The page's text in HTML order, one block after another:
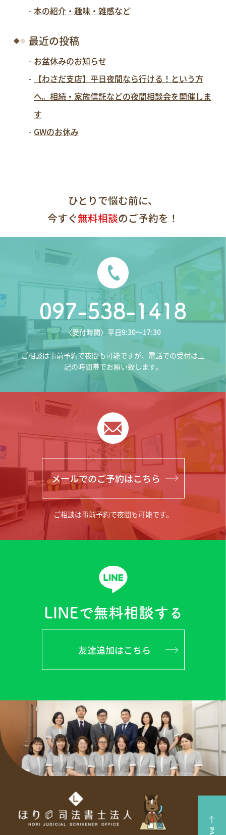
本の紹介・趣味・雑感など
最近の投稿
お盆休みのお知らせ
【わさだ支店】平日夜間なら行ける！という方
へ。相続・家族信託などの夜間相談会を開催しま
す
GWのお休み
ひとりで悩む前に、
今すぐ無料相談のご予約を！
〈受付時間〉平日9:30〜17:30
ご相談は事前予約で夜間も可能ですが、電話での受付は上
記の時間帯でお願い致します。
ご相談は事前予約で夜間も可能です。